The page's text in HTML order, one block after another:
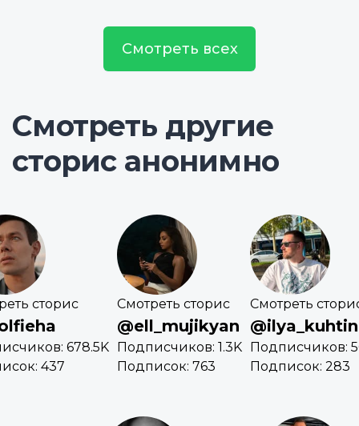
Смотреть всех
Смотреть другие
сторис анонимно
сторис
678.5K
437
Смотреть сторис
@ell_mujikyan
Подписчиков: 1.3K
Подписок: 763
Смотреть
@ilya_kuhtin
Подписчиков:
Подписок: 283